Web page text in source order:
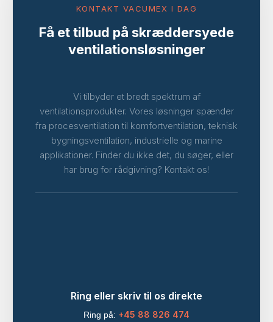
KONTAKT VACUMEX I DAG
Få et tilbud på skræddersyede
ventilationsløsninger
Vi tilbyder et bredt spektrum af
ventilationsprodukter. Vores løsninger spænder
fra procesventilation til komfortventilation, teknisk
bygningsventilation, industrielle og marine
applikationer. Finder du ikke det, du søger, eller
har brug for rådgivning? Kontakt os!
Ring eller skriv til os direkte
Ring på: +45 88 826 474